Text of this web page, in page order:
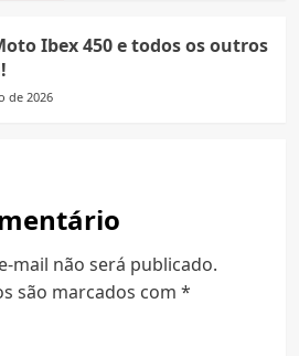
Ibex 450 e todos os outros
de 2026
mail não será publicado.
são marcados com *